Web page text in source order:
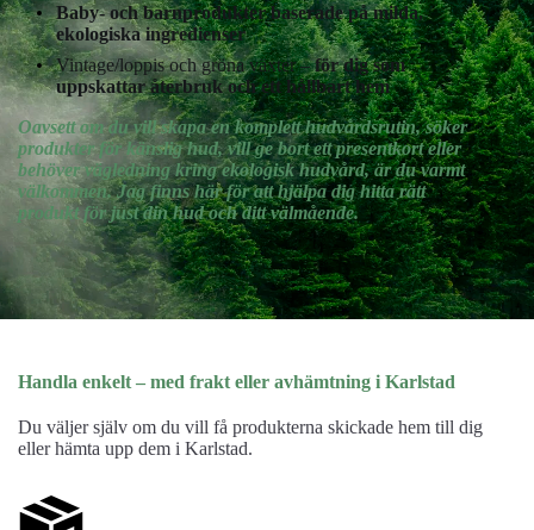
Baby- och barnprodukter baserade på milda,
ekologiska ingredienser
Vintage/loppis och gröna växter –för dig som
uppskattar återbruk och ett hållbart hem
Oavsett om du vill skapa en komplett hudvårdsrutin, söker
produkter för känslig hud, vill ge bort ett presentkort eller
behöver vägledning kring ekologisk hudvård, är du varmt
välkommen. Jag finns här för att hjälpa dig hitta rätt
produkt för just din hud och ditt välmående.
Handla enkelt – med frakt eller avhämtning i Karlstad
Du väljer själv om du vill få produkterna skickade hem till dig
eller hämta upp dem i Karlstad.